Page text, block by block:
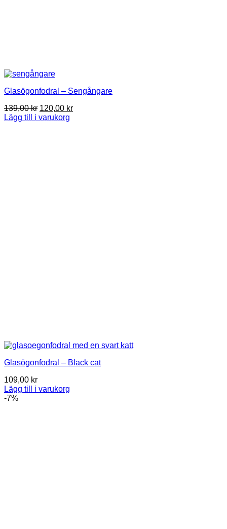
Glasögonfodral – Sengångare
139,00kr Det
ursprungliga
120,00 krDet
Lägg till i varukorg
Glasögonfodral – Black cat
109,00 kr
Lägg till i varukorg
-7%